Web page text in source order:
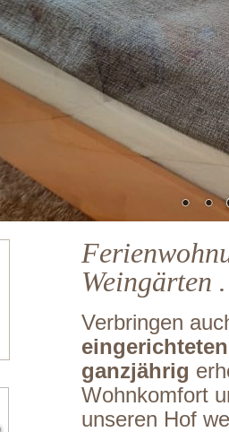
Weingärten
Verbringen
ganzjährig
Wohnkomfort
unseren Hof